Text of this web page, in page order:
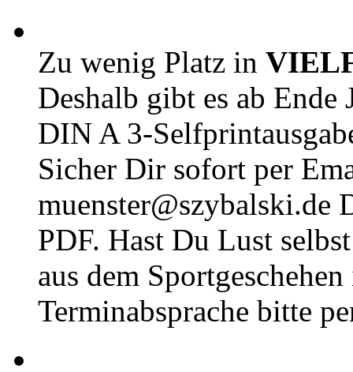
Zu wenig Platz in
Deshalb gibt es ab Ende
DIN A 3-
Sicher Dir sofort per
muenster@szybalski.de
PDF. Hast Du Lust
aus dem
Terminabsprache bitte